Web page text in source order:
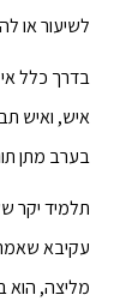
לשיעור או
בדרך כלל
איש, ואיש
בערב מתן
תלמיד יקר
עקיבא שאמר
מליצה,